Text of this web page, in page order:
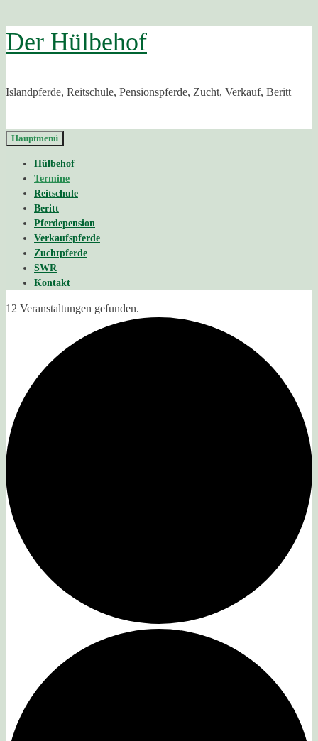
Zurück
zum
Der Hülbehof
Islandpferde, Reitschule, Pensionspferde, Zucht, Verkauf, Beritt
Hauptmenü
Hülbehof
Termine
Reitschule
Beritt
Pferdepension
Verkaufspferde
Zuchtpferde
SWR
Kontakt
12 Veranstaltungen gefunden.